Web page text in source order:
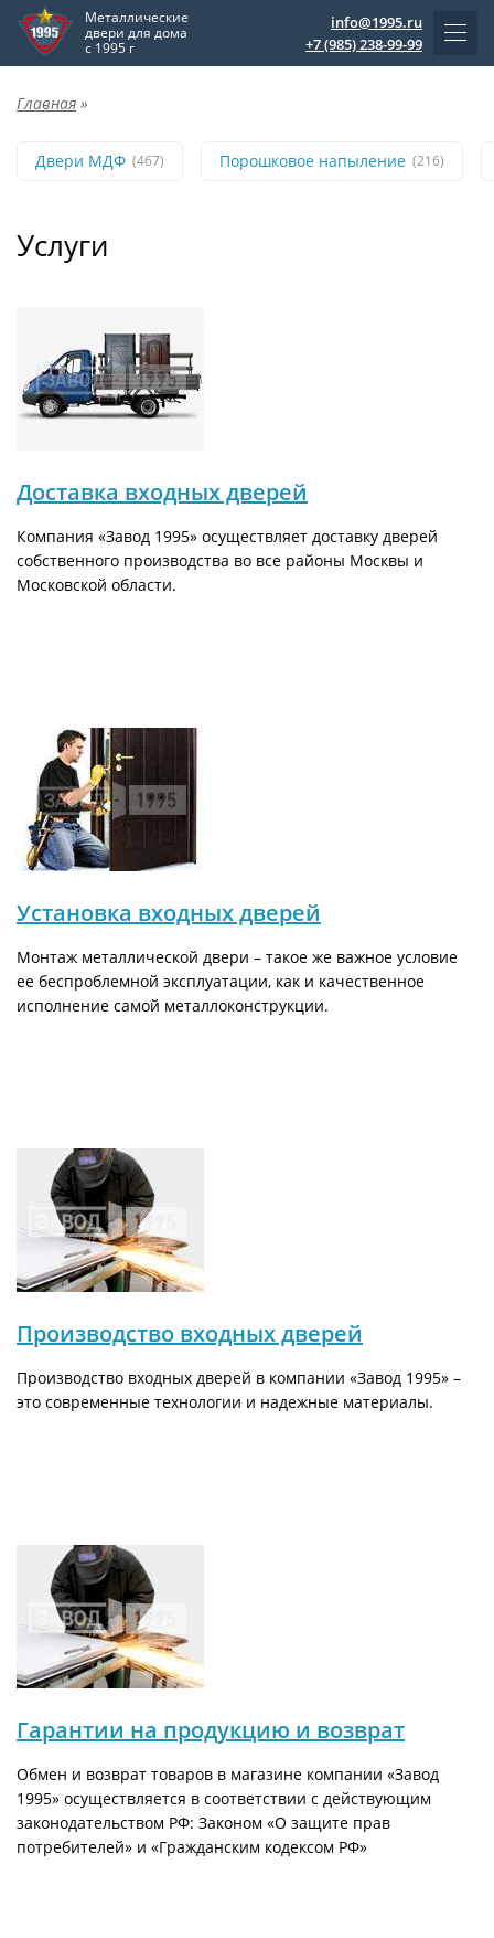
Металлические
двери для дома
с 1995 г
info@1995.ru
+7 (985) 238-99-99
Главная »
Двери МДФ (467) Порошковое напыление (216)
Услуги
Доставка входных дверей
Компания «Завод 1995» осуществляет доставку дверей
собственного производства во все районы Москвы и
Московской области.
Установка входных дверей
Монтаж металлической двери – такое же важное условие
ее беспроблемной эксплуатации, как и качественное
исполнение самой металлоконструкции.
Производство входных дверей
Производство входных дверей в компании «Завод 1995» –
это современные технологии и надежные материалы.
Гарантии на продукцию и возврат
Обмен и возврат товаров в магазине компании «Завод
1995» осуществляется в соответствии с действующим
законодательством РФ: Законом «О защите прав
потребителей» и «Гражданским кодексом РФ»